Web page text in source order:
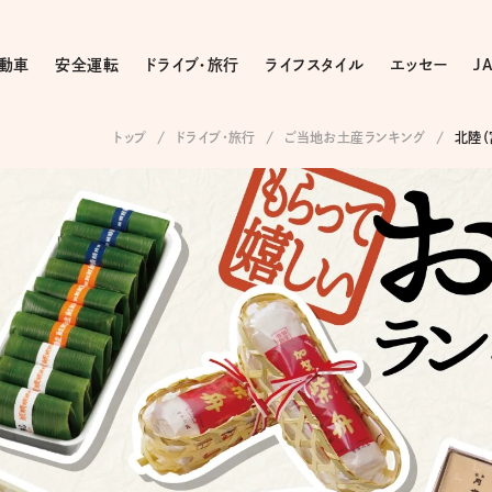
車 安全運転 ドライブ・旅行 ライフスタイル エッセー
トップ ドライブ･旅行 ご当地お土産ランキング 北陸